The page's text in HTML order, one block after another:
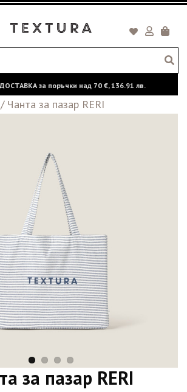
за поръчки над 70 €,136.91 лв.
/ Чанта за пазар RERI
за пазар RERI